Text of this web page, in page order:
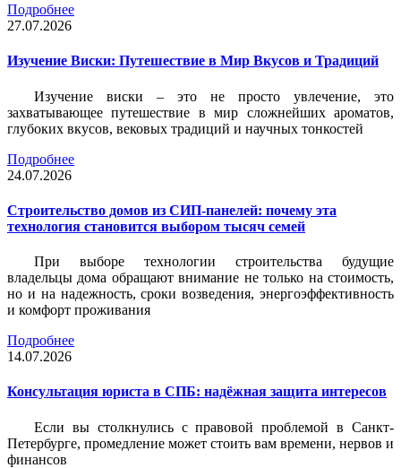
Подробнее
27.07.2026
Изучение Виски: Путешествие в Мир Вкусов и Традиций
Изучение виски – это не просто увлечение, это
захватывающее путешествие в мир сложнейших ароматов,
глубоких вкусов, вековых традиций и научных тонкостей
Подробнее
24.07.2026
Строительство домов из СИП-панелей: почему эта
технология становится выбором тысяч семей
При выборе технологии строительства будущие
владельцы дома обращают внимание не только на стоимость,
но и на надежность, сроки возведения, энергоэффективность
и комфорт проживания
Подробнее
14.07.2026
Консультация юриста в СПБ: надёжная защита интересов
Если вы столкнулись с правовой проблемой в Санкт-
Петербурге, промедление может стоить вам времени, нервов и
финансов